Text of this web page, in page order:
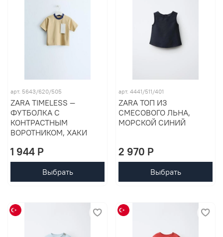
арт. 5643/620/505
ZARA TIMELESS —
ФУТБОЛКА С
КОНТРАСТНЫМ
ВОРОТНИКОМ, ХАКИ
1 944 P
Выбрать
арт. 4441/511/401
ZARA ТОП ИЗ
СМЕСОВОГО ЛЬНА,
МОРСКОЙ СИНИЙ
2 970 P
Выбрать